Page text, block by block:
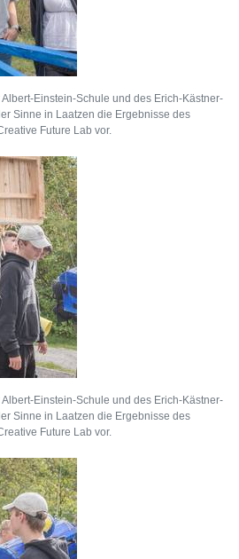
Einstein-Schule und des Erich-Kästner-
Sinne in Laatzen die Ergebnisse des
Future Lab vor.
Einstein-Schule und des Erich-Kästner-
Sinne in Laatzen die Ergebnisse des
Future Lab vor.